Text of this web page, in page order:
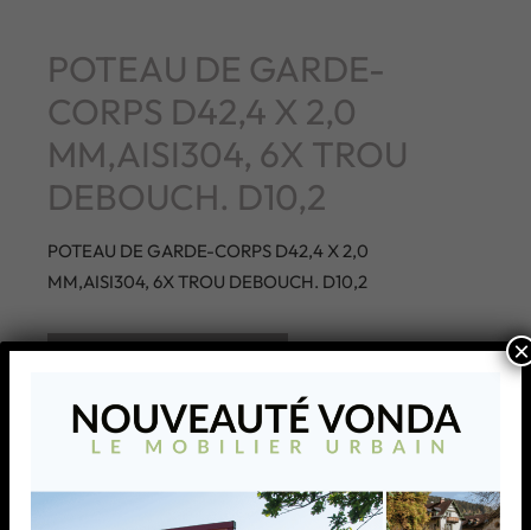
POTEAU DE GARDE-
CORPS D42,4 X 2,0
MM,AISI304, 6X TROU
DEBOUCH. D10,2
POTEAU DE GARDE-CORPS D42,4 X 2,0
MM,AISI304, 6X TROU DEBOUCH. D10,2
×